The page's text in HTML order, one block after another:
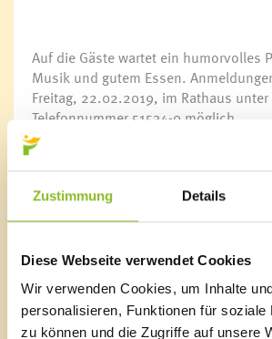
Zustimmung Details
Diese Webseite verwendet Cookies
Wir verwenden Cookies, um Inhalte
personalisieren, Funktionen für soziale
zu können und die Zugriffe auf unsere
Auf die Gäste wartet ein humorvolles
Musik und gutem Essen.
Freitag, 22.02.2019, im Rathaus
Telefonnummer 51534-0 möglich.
benötigen, lassen Sie es uns bei der
wissen.
Marktgemeinde Frastanz
Sägenplatz 1